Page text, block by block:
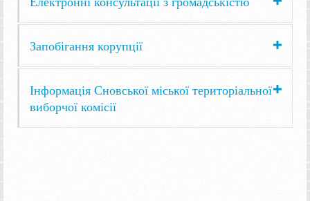
Запобігання корупції
Інформація Сновської міської територіальної
виборчої комісії